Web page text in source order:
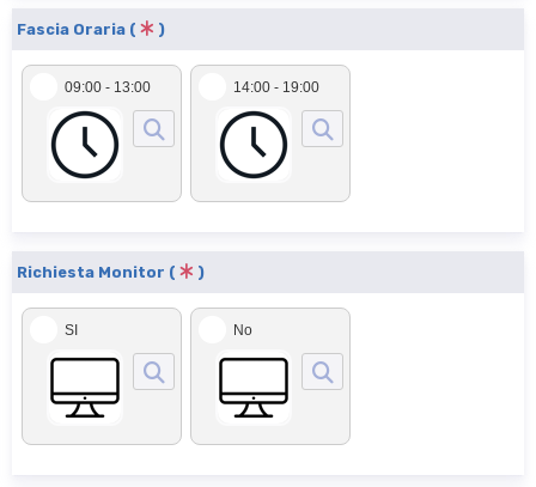
Fascia Oraria ( )
09:00 - 13:00 14:00 - 19:00
Richiesta Monitor ( )
SI No